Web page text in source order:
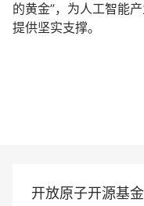
的黄金”，为人工智能
提供坚实支撑。
开放原子开源基